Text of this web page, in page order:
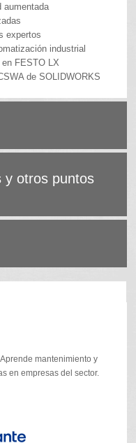
aumentada
expertos
industrial
FESTO LX
de SOLIDWORKS
y otros puntos
mantenimiento y
en empresas del sector.